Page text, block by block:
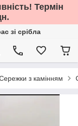
Термін
зі срібла
з камінням